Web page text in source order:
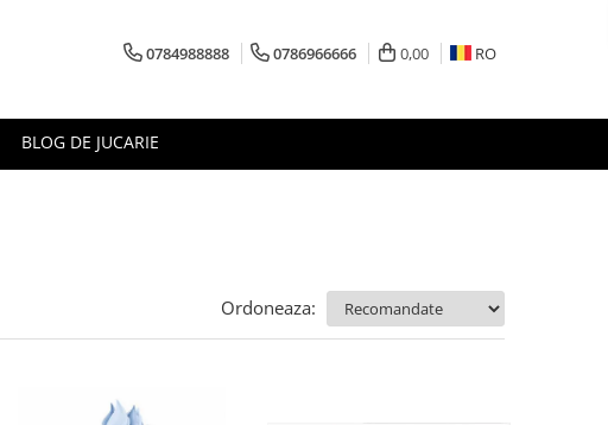
0784988888 0786966666 0,00 RO
BLOG DE JUCARIE
Ordoneaza: